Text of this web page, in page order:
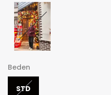
Beden
STD